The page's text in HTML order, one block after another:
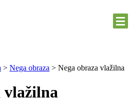
> Nega obraza > Nega obraza vlažilna
vlažilna